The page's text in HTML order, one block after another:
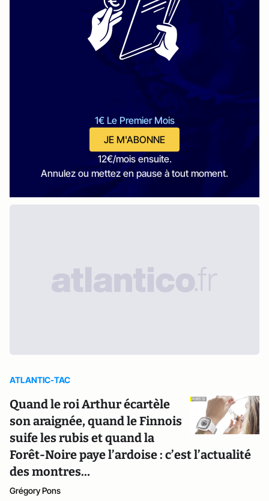
1€ Le Premier Mois
JE M'ABONNE
12€/mois ensuite.
Annulez ou mettez en pause à tout moment.
ATLANTIC-TAC
Quand le roi Arthur écartèle
son araignée, quand le Finnois
suife les rubis et quand la
Forêt-Noire paye l’ardoise : c’est l’actualité
des montres…
Grégory Pons